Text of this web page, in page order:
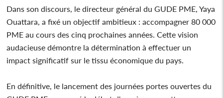
Dans son discours, le directeur général du GUDE PME, Yaya
Ouattara, a fixé un objectif ambitieux : accompagner 80 000
PME au cours des cinq prochaines années. Cette vision
audacieuse démontre la détermination à effectuer un
impact significatif sur le tissu économique du pays.
En définitive, le lancement des journées portes ouvertes du